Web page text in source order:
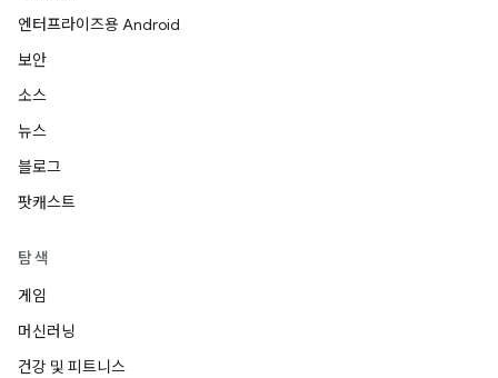
엔터프라이즈용 Android
보안
소스
뉴스
블로그
팟캐스트
탐색
게임
머신러닝
건강 및 피트니스